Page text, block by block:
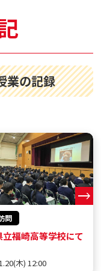
業の記録
問
立福崎高等学校にて
木) 12:00